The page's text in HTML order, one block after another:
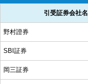
引受証券会社名
野村證券
SBI証券
岡三証券